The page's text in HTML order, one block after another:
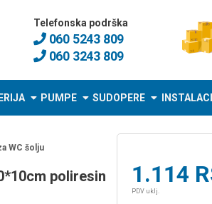
Telefonska podrška
060 5243 809
060 3243 809
PUMPE SUDOPERE
WC šolju
1.114
PDV uklj.